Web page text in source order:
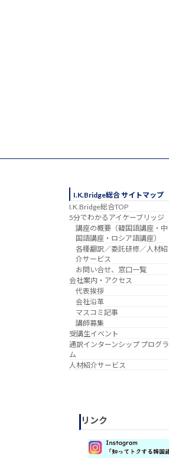
I.K.Bridge総合 サイトマップ
I.K.Bridge総合TOP
5分でわかるアイケーブリッジ
講座の概要（韓国語講座・中
国語講座・ロシア語講座）
各種翻訳／委託研修／人材紹
介サービス
お問い合せ、窓口一覧
会社案内・アクセス
代表挨拶
会社沿革
マスコミ記事
講師募集
受講生イベント
通訳インターンシップ プログラ
ム
人材紹介サービス
リンク